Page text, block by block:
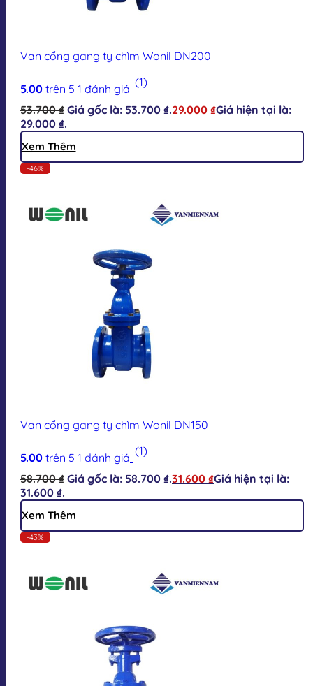
Van cổng gang ty chìm Wonil DN200
5.00 trên 5 1 đánh giá (1)
53.700₫ Giá gốc là: 53.700 ₫.29.000 ₫Giá hiện tại là:
29.000 ₫.
Xem Thêm
-46%
Van cổng gang ty chìm Wonil DN150
5.00 trên 5 1 đánh giá (1)
58.700₫ Giá gốc là: 58.700 ₫.31.600 ₫Giá hiện tại là:
31.600 ₫.
Xem Thêm
-43%